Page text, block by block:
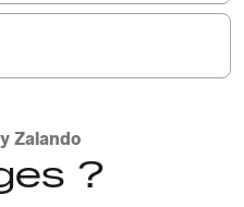
Zalando
?